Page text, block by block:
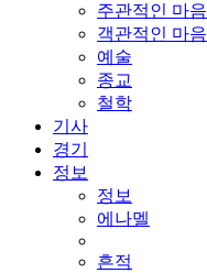
주관적인 마음
객관적인 마음
예술
종교
철학
기사
경기
정보
정보
에나멜
흔적